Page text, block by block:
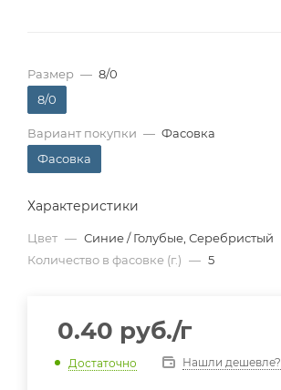
Размер — 8/0
8/0
Вариант покупки — Фасовка
Фасовка
Характеристики
Цвет — Синие / Голубые, Серебристый
Количество в фасовке (г.) — 5
0.40 руб./г
Достаточно Нашли дешевле?